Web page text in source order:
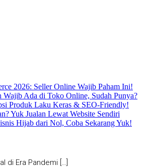
2026: Seller Online Wajib Paham Ini!
Wajib Ada di Toko Online, Sudah Punya?
Produk Laku Keras & SEO-Friendly!
Yuk Jualan Lewat Website Sendiri
Hijab dari Nol, Coba Sekarang Yuk!
di Era Pandemi […]